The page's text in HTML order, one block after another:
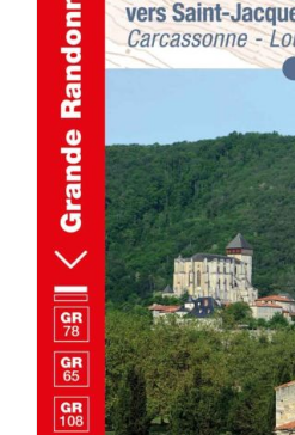
AJOUTER AU PANIER